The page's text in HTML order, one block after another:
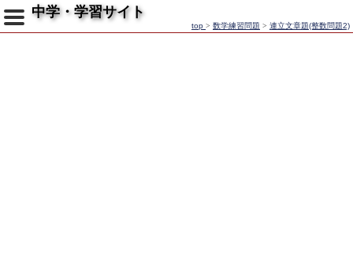
中学・学習サイト
top > 数学練習問題 > 連立文章題(整数問題2)